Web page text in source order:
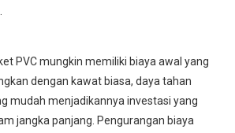
PVC mungkin memiliki biaya awal yang
dengan kawat biasa, daya tahan
mudah menjadikannya investasi yang
jangka panjang. Pengurangan biaya